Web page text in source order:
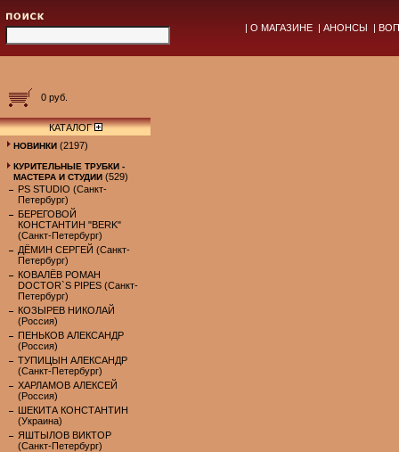
| О МАГАЗИНЕ | АНОНСЫ |
0 руб.
КАТАЛОГ
НОВИНКИ (2197)
КУРИТЕЛЬНЫЕ ТРУБКИ -
МАСТЕРА И СТУДИИ (529)
PS STUDIO (Санкт-
Петербург)
БЕРЕГОВОЙ
КОНСТАНТИН "BERK"
(Санкт-Петербург)
ДЁМИН СЕРГЕЙ (Санкт-
Петербург)
КОВАЛЁВ РОМАН
DOCTOR`S PIPES (Санкт-
Петербург)
КОЗЫРЕВ НИКОЛАЙ
(Россия)
ПЕНЬКОВ АЛЕКСАНДР
(Россия)
ТУПИЦЫН АЛЕКСАНДР
(Санкт-Петербург)
ХАРЛАМОВ АЛЕКСЕЙ
(Россия)
ШЕКИТА КОНСТАНТИН
(Украина)
ЯШТЫЛОВ ВИКТОР
(Санкт-Петербург)